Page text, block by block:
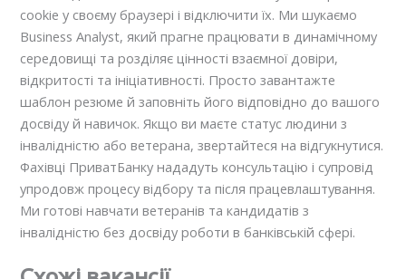
cookie у своєму браузері і відключити їх. Ми шукаємо
Business Analyst, який прагне працювати в динамічному
середовищі та розділяє цінності взаємної довіри,
відкритості та ініціативності. Просто завантажте
шаблон резюме й заповніть його відповідно до вашого
досвіду й навичок. Якщо ви маєте статус людини з
інвалідністю або ветерана, звертайтеся на відгукнутися.
Фахівці ПриватБанку нададуть консультацію і супровід
упродовж процесу відбору та після працевлаштування.
Ми готові навчати ветеранів та кандидатів з
інвалідністю без досвіду роботи в банківській сфері.